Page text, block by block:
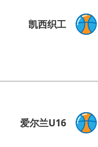
凯西织工
爱尔兰U16